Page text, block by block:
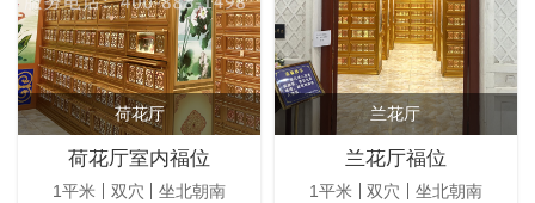
荷花厅
荷花厅室内福位
1平米 双穴 坐北朝南
兰花厅
兰花厅福位
1平米 双穴 坐北朝南